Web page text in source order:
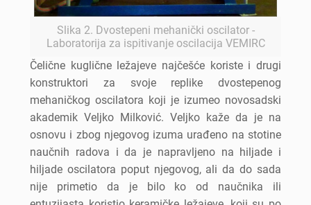
Slika 2. Dvostepeni mehanički oscilator -
Laboratorija za ispitivanje oscilacija VEMIRC
Čelične kuglične ležajeve najčešće koriste i drugi
konstruktori za svoje replike dvostepenog
mehaničkog oscilatora koji je izumeo novosadski
akademik Veljko Milković. Veljko kaže da je na
osnovu i zbog njegovog izuma urađeno na stotine
naučnih radova i da je napravljeno na hiljade i
hiljade oscilatora poput njegovog, ali da do sada
nije primetio da je bilo ko od naučnika ili